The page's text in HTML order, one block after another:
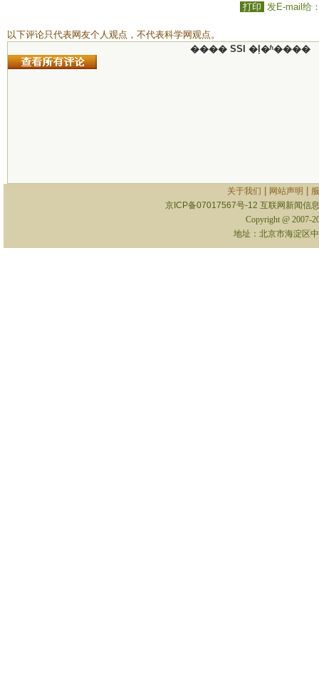
打印 发E-mail给
以下评论只代表网友个人观点，不代表科学网观点。
���� SSI �ļ�ʱ����
关于我们 网站声明
京ICP备07017567号-12 互联网新闻信
Copyright @ 2007-
地址：北京市海淀区